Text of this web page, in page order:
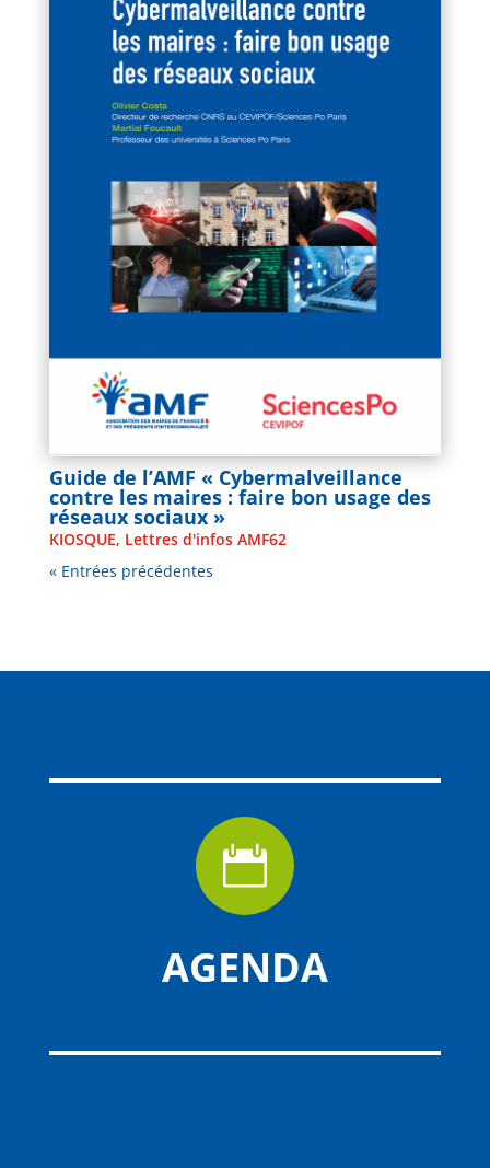
Guide de l’AMF « Cybermalveillance
contre les maires : faire bon usage des
réseaux sociaux »
KIOSQUE, Lettres d'infos AMF62
« Entrées précédentes

AGENDA